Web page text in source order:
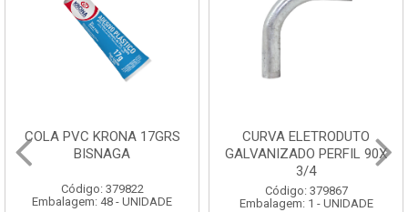
COLA PVC KRONA 17GRS
BISNAGA
Código: 379822
Embalagem: 48 - UNIDADE
CURVA ELETRODUTO
GALVANIZADO PERFIL 90X
3/4
Código: 379867
Embalagem: 1 - UNIDADE